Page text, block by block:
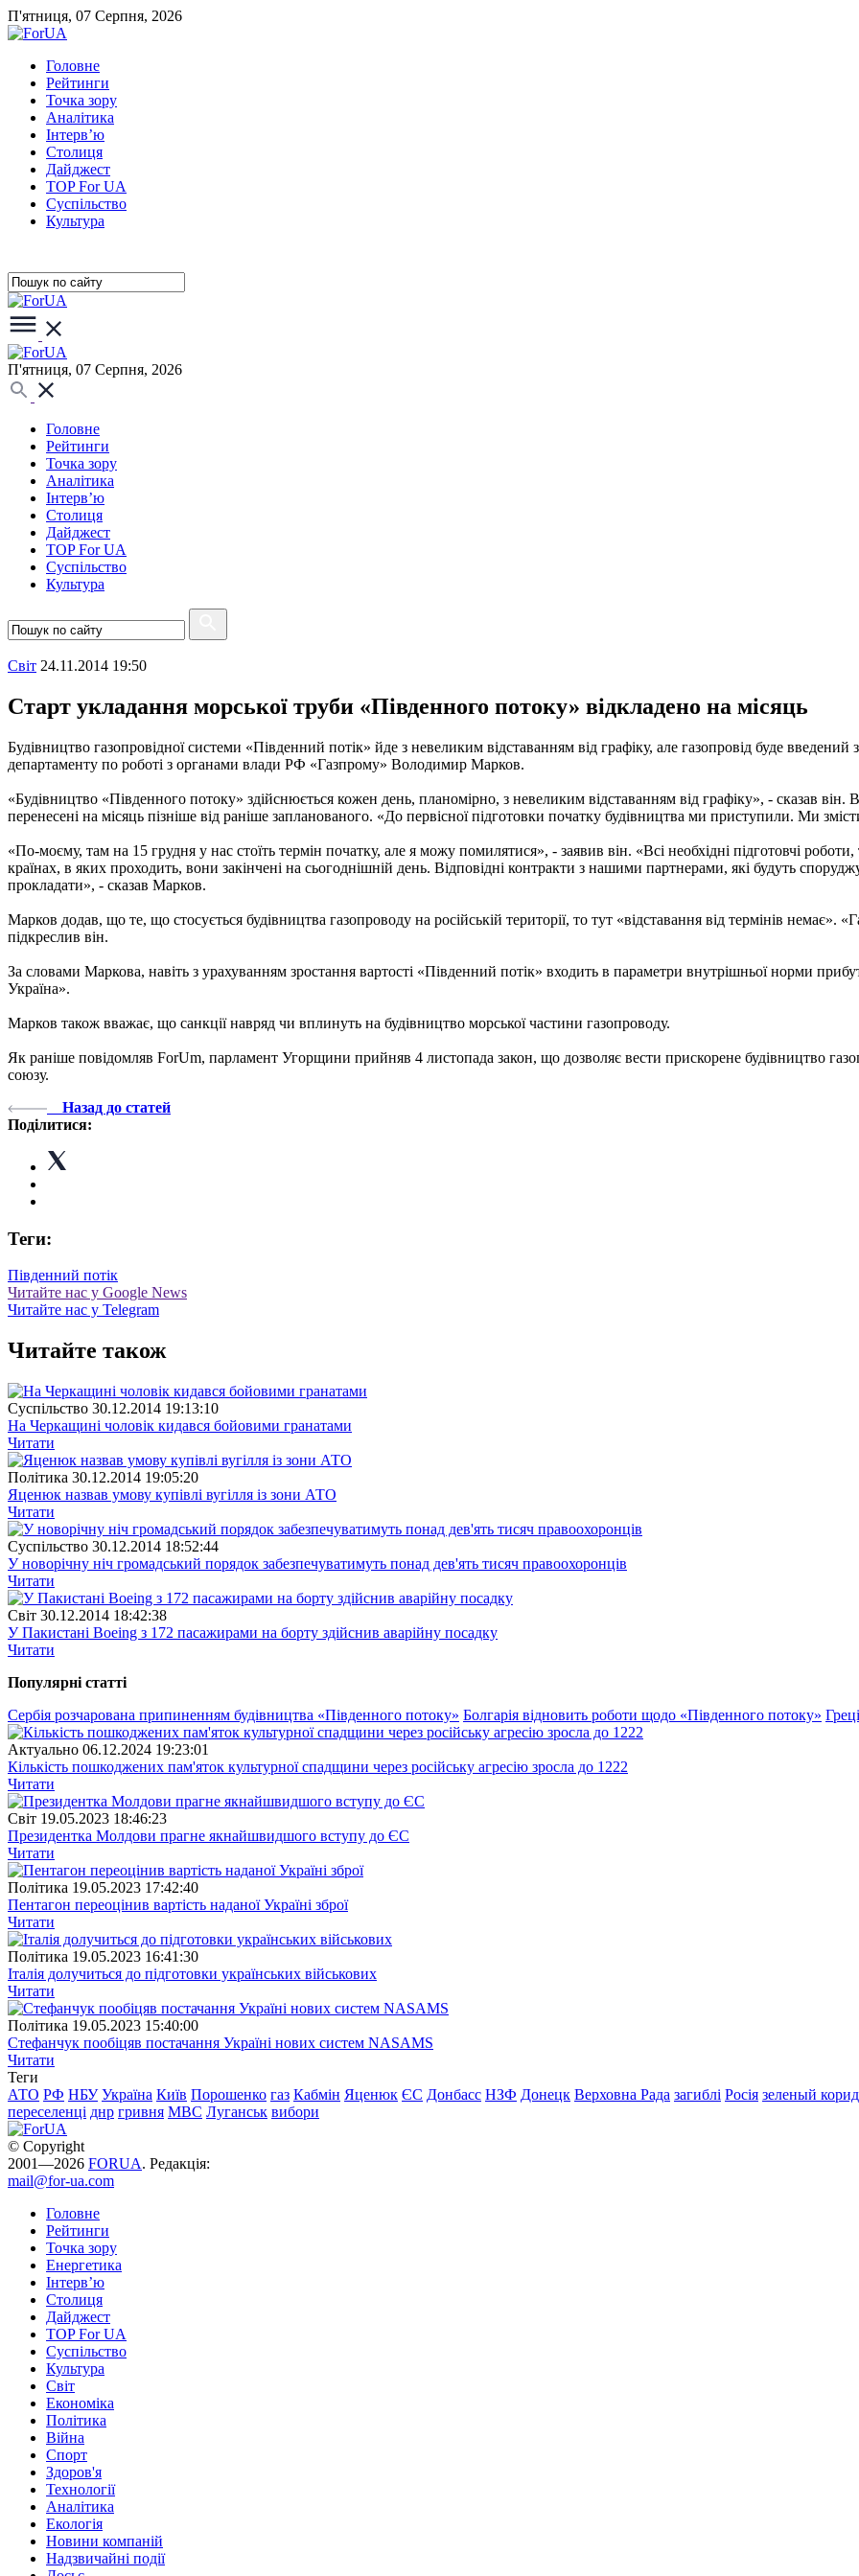
П'ятниця, 07 Серпня, 2026
Головне
Рейтинги
Точка зору
Аналітика
Інтерв’ю
Столиця
Дайджест
TOP For UA
Суспiльство
Культура
П'ятниця, 07 Серпня, 2026
Головне
Рейтинги
Точка зору
Аналітика
Інтерв’ю
Столиця
Дайджест
TOP For UA
Суспiльство
Культура
Свiт 24.11.2014 19:50
Старт укладання морської труби «Південного потоку» відкладено на місяць
Будівництво газопровідної системи «Південний потік» йде з невеликим відставанням від графіку, але газопровід буде
департаменту по роботі з органами влади РФ «Газпрому» Володимир Марков.
«Будівництво «Південного потоку» здійснюється кожен день, планомірно, з невеликим відставанням від графіку», - сказав
перенесені на місяць пізніше від раніше запланованого. «До первісної підготовки початку будівництва ми приступили. Ми
«По-моєму, там на 15 грудня у нас стоїть термін початку, але я можу помилятися», - заявив він. «Всі необхідні підготовчі
країнах, в яких проходить, вони закінчені на сьогоднішній день. Відповідні контракти з нашими партнерами, які будуть
прокладати», - сказав Марков.
Марков додав, що те, що стосується будівництва газопроводу на російській території, то тут «відставання від термінів немає».
підкреслив він.
За словами Маркова, навіть з урахуванням зростання вартості «Південний потік» входить в параметри внутрішньої норми
Україна».
Марков також вважає, що санкції навряд чи вплинуть на будівництво морської частини газопроводу.
Як раніше повідомляв ForUm, парламент Угорщини прийняв 4 листопада закон, що дозволяє вести прискорене будівництво
союзу.
Назад до статей
Поділитися:
Теги:
Південний потік
Читайте нас у Google News
Читайте нас у Telegram
Читайте також
Суспiльство 30.12.2014 19:13:10
На Черкащині чоловік кидався бойовими гранатами
Читати
Полiтика 30.12.2014 19:05:20
Яценюк назвав умову купівлі вугілля із зони АТО
Читати
Суспiльство 30.12.2014 18:52:44
У новорічну ніч громадський порядок забезпечуватимуть понад дев'ять тисяч правоохоронців
Читати
Свiт 30.12.2014 18:42:38
У Пакистані Boeing з 172 пасажирами на борту здійснив аварійну посадку
Читати
Популярнi статтi
Сербія розчарована припиненням будівництва «Південного потоку» Болгарія відновить роботи щодо «Південного потоку»
Актуально 06.12.2024 19:23:01
Кількість пошкоджених пам'яток культурної спадщини через російську агресію зросла до 1222
Читати
Свiт 19.05.2023 18:46:23
Президентка Молдови прагне якнайшвидшого вступу до ЄС
Читати
Полiтика 19.05.2023 17:42:40
Пентагон переоцінив вартість наданої Україні зброї
Читати
Полiтика 19.05.2023 16:41:30
Італія долучиться до підготовки українських військових
Читати
Полiтика 19.05.2023 15:40:00
Стефанчук пообіцяв постачання Україні нових систем NASAMS
Читати
Теги
АТО РФ НБУ Україна Київ Порошенко газ Кабмін Яценюк ЄС Донбасс НЗФ Донецк Верховна Рада загиблі Росія зеленый
переселенці днр гривня МВС Луганськ вибори
© Copyright
2001—2026 FORUA. Редакція:
mail@for-ua.com
Головне
Рейтинги
Точка зору
Енергетика
Інтерв’ю
Столиця
Дайджест
TOP For UA
Суспiльство
Культура
Світ
Економіка
Політика
Війна
Спорт
Здоров'я
Технології
Аналітика
Екологія
Новини компаній
Надзвичайні події